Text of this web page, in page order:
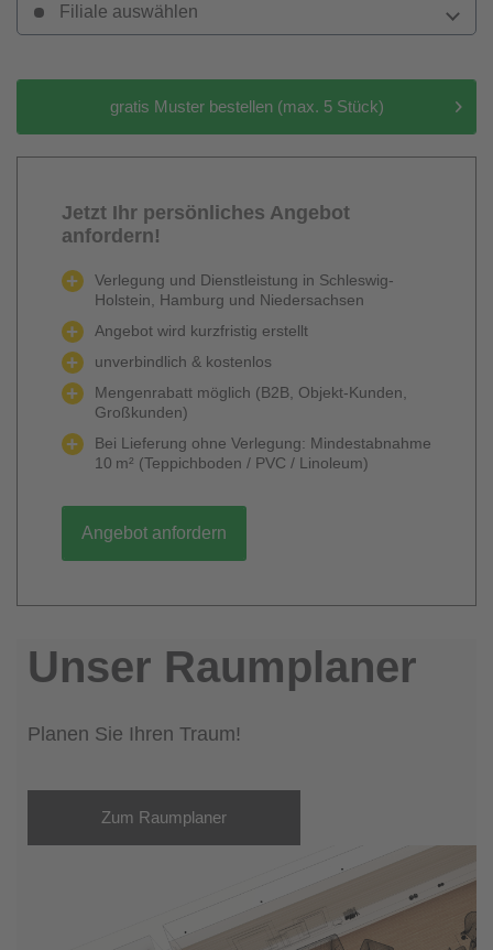
Filiale auswählen
gratis Muster bestellen (max. 5 Stück)
Jetzt Ihr persönliches Angebot
anfordern!
Verlegung und Dienstleistung in Schleswig-
Holstein, Hamburg und Niedersachsen
Angebot wird kurzfristig erstellt
unverbindlich & kostenlos
Mengenrabatt möglich (B2B, Objekt-Kunden,
Großkunden)
Bei Lieferung ohne Verlegung: Mindestabnahme
10 m² (Teppichboden / PVC / Linoleum)
Angebot anfordern
Unser Raumplaner
Planen Sie Ihren Traum!
Zum Raumplaner